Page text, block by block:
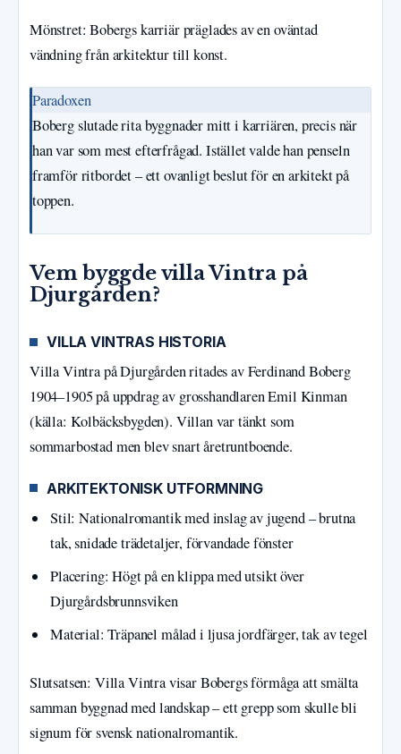
Mönstret: Bobergs karriär präglades av en oväntad
vändning från arkitektur till konst.
Paradoxen
Boberg slutade rita byggnader mitt i karriären, precis när
han var som mest efterfrågad. Istället valde han penseln
framför ritbordet – ett ovanligt beslut för en arkitekt på
toppen.
Vem byggde villa Vintra på
Djurgården?
VILLA VINTRAS HISTORIA
Villa Vintra på Djurgården ritades av Ferdinand Boberg
1904–1905 på uppdrag av grosshandlaren Emil Kinman
(källa: Kolbäcksbygden). Villan var tänkt som
sommarbostad men blev snart åretruntboende.
ARKITEKTONISK UTFORMNING
Stil: Nationalromantik med inslag av jugend – brutna
tak, snidade trädetaljer, förvandade fönster
Placering: Högt på en klippa med utsikt över
Djurgårdsbrunnsviken
Material: Träpanel målad i ljusa jordfärger, tak av tegel
Slutsatsen: Villa Vintra visar Bobergs förmåga att smälta
samman byggnad med landskap – ett grepp som skulle bli
signum för svensk nationalromantik.